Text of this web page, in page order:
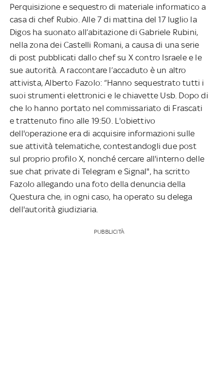
Perquisizione e sequestro di materiale informatico a
casa di chef Rubio. Alle 7 di mattina del 17 luglio la
Digos ha suonato all’abitazione di Gabriele Rubini,
nella zona dei Castelli Romani, a causa di una serie
di post pubblicati dallo chef su X contro Israele e le
sue autorità. A raccontare l’accaduto è un altro
attivista, Alberto Fazolo: “Hanno sequestrato tutti i
suoi strumenti elettronici e le chiavette Usb. Dopo di
che lo hanno portato nel commissariato di Frascati
e trattenuto fino alle 19:50. L'obiettivo
dell'operazione era di acquisire informazioni sulle
sue attività telematiche, contestandogli due post
sul proprio profilo X, nonché cercare all'interno delle
sue chat private di Telegram e Signal", ha scritto
Fazolo allegando una foto della denuncia della
Questura che, in ogni caso, ha operato su delega
dell'autorità giudiziaria.
PUBBLICITÀ